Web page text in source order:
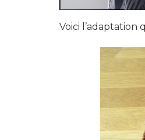
Voici l’adaptation